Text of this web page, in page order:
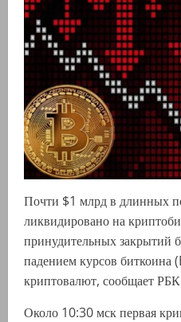
Почти $1 млрд в длинных
ликвидировано на
принудительных закрытий
падением курсов биткоина
криптовалют, сообщает
Около 10:30 мск первая